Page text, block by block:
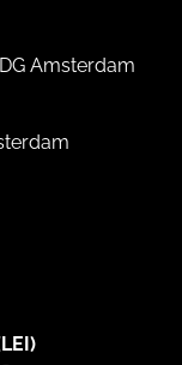
Amsterdam